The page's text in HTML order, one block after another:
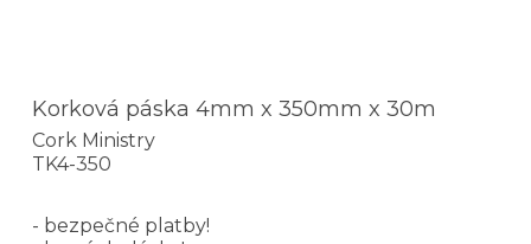
Korková páska 4mm x 350mm x 30m
Cork Ministry
TK4-350
- bezpečné platby!